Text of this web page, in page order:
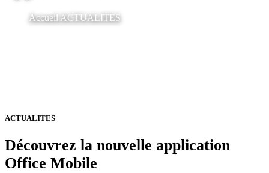
AccueilACTUALITES
ACTUALITES
Découvrez la nouvelle application
Office Mobile